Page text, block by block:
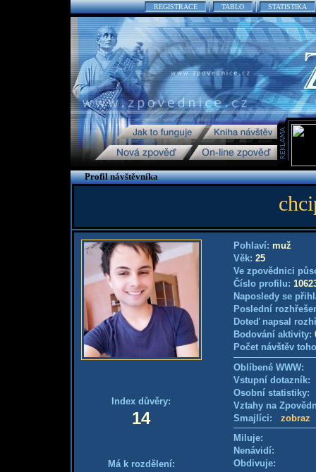
REGISTRACE TABLO STATISTIKA
Profil návštěvníka
Index důvěry:
14
Má k rozdělení:
Pohlaví: muž
Věk: 25
Ve zpovědnici
Číslo profilu:
Naposledy se
Poslední
Doteď napsal
Bodování aktivity:
Počet návštěv
Oblíbené WWW:
Vstupní
Osobní
Vztahy na
Smajlíci: zobraz
Miluje:
Nenávidí:
Obdivuje: